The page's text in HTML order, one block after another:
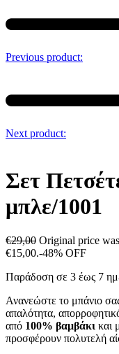
Previous product:
Next product:
Σετ
μπλε/1001
€29,00 Original price
€15,00.-48% OFF
Παράδοση σε 3 έως 7
Ανανεώστε το μπάνιο
απαλότητα,
από 100% βαμβάκι και
προσφέρουν πολυτελή